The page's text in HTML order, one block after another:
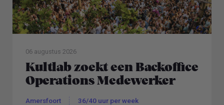
06 augustus 2026
Kultlab zoekt een Backoffice
Operations Medewerker
Amersfoort 36/40 uur per week